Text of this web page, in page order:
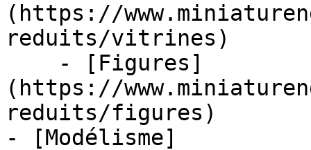
(https://
reduits/vitrines)
(https://
reduits/figures)
- [Modélisme]